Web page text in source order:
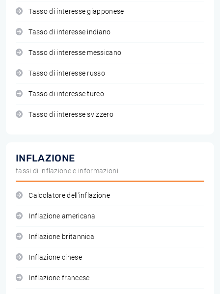
Tasso di interesse giapponese
Tasso di interesse indiano
Tasso di interesse messicano
Tasso di interesse russo
Tasso di interesse turco
Tasso di interesse svizzero
INFLAZIONE
tassi di inflazione e informazioni
Calcolatore dell'inflazione
Inflazione americana
Inflazione britannica
Inflazione cinese
Inflazione francese